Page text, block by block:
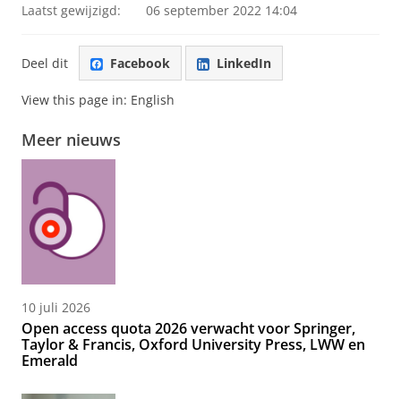
Laatst gewijzigd: 06 september 2022 14:04
Deel dit Facebook LinkedIn
View this page in: English
Meer nieuws
10 juli 2026
Open access quota 2026 verwacht voor Springer,
Taylor & Francis, Oxford University Press, LWW en
Emerald